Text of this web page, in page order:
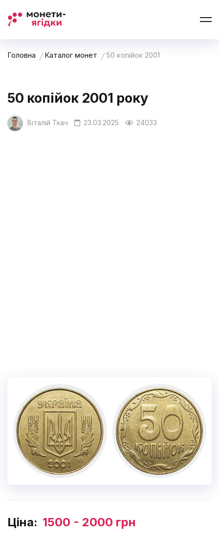
Головна Каталог монет 50 копійок 2001
50 копійок 2001 року
Віталій Ткач 23.03.2025 24033
Ціна: 1500 - 2000 грн